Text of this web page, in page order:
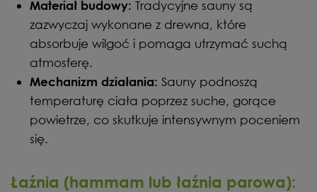
Materiał budowy: Tradycyjne sauny są
zazwyczaj wykonane z drewna, które
absorbuje wilgoć i pomaga utrzymać suchą
atmosferę.
Mechanizm działania: Sauny podnoszą
temperaturę ciała poprzez suche, gorące
powietrze, co skutkuje intensywnym poceniem
się.
Łaźnia (hammam lub łaźnia parowa):